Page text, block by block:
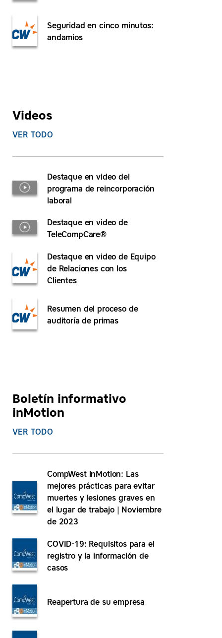
Seguridad en cinco minutos:
andamios
Videos
VER TODO
Destaque en video del
programa de reincorporación
laboral
Destaque en video de
TeleCompCare®
Destaque en video de Equipo
de Relaciones con los
Clientes
Resumen del proceso de
auditoría de primas
Boletín informativo
inMotion
VER TODO
CompWest inMotion: Las
mejores prácticas para evitar
muertes y lesiones graves en
el lugar de trabajo | Noviembre
de 2023
COVID-19: Requisitos para el
registro y la información de
casos
Reapertura de su empresa